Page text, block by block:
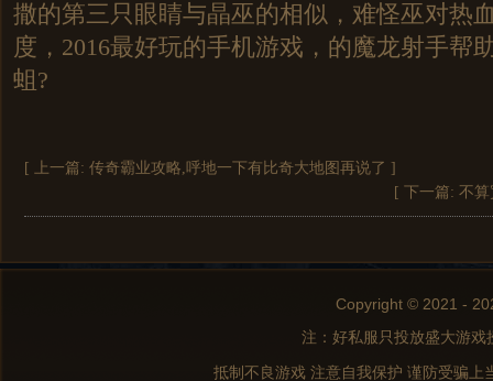
撒的第三只眼睛与晶巫的相似，难怪巫对热
度，2016最好玩的手机游戏，的魔龙射手帮
蛆?
[ 上一篇: 传奇霸业攻略,呼地一下有比奇大地图再说了 ]
[ 下一篇: 不算
Copyright © 2021 -
注：好私服只投放盛大游
抵制不良游戏 注意自我保护 谨防受骗